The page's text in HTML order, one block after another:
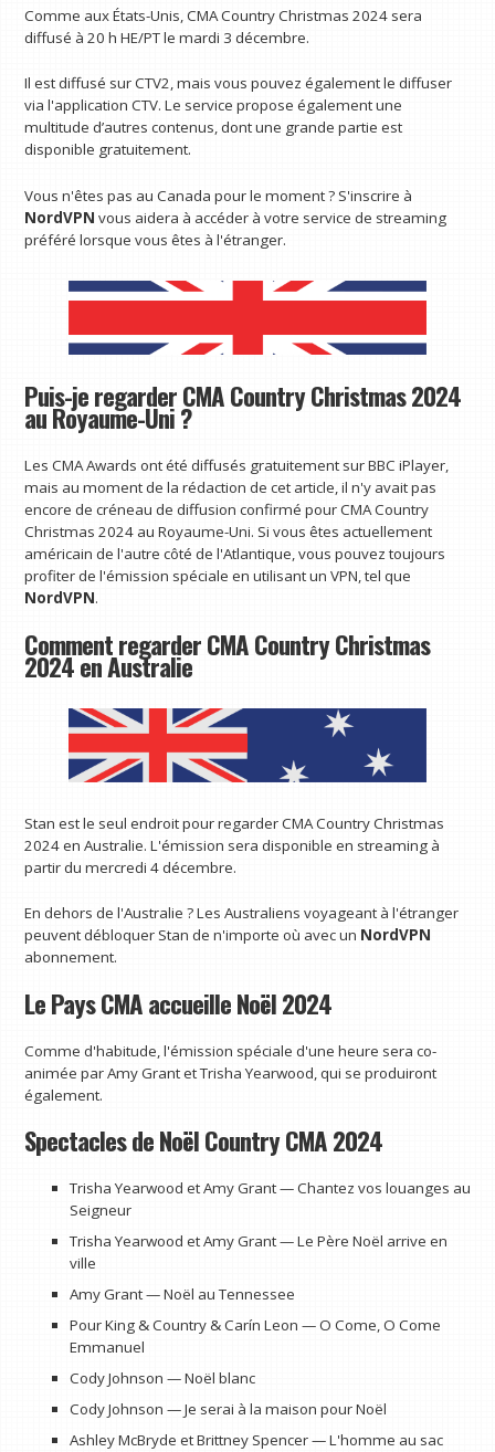
Comme aux États-Unis, CMA Country Christmas 2024 sera
diffusé à 20 h HE/PT le mardi 3 décembre.
Il est diffusé sur CTV2, mais vous pouvez également le diffuser
via l'application CTV. Le service propose également une
multitude d’autres contenus, dont une grande partie est
disponible gratuitement.
Vous n'êtes pas au Canada pour le moment ? S'inscrire à
NordVPN vous aidera à accéder à votre service de streaming
préféré lorsque vous êtes à l'étranger.
Puis-je regarder CMA Country Christmas 2024
au Royaume-Uni ?
Les CMA Awards ont été diffusés gratuitement sur BBC iPlayer,
mais au moment de la rédaction de cet article, il n'y avait pas
encore de créneau de diffusion confirmé pour CMA Country
Christmas 2024 au Royaume-Uni. Si vous êtes actuellement
américain de l'autre côté de l'Atlantique, vous pouvez toujours
profiter de l'émission spéciale en utilisant un VPN, tel que
NordVPN.
Comment regarder CMA Country Christmas
2024 en Australie
Stan est le seul endroit pour regarder CMA Country Christmas
2024 en Australie. L'émission sera disponible en streaming à
partir du mercredi 4 décembre.
En dehors de l'Australie ? Les Australiens voyageant à l'étranger
peuvent débloquer Stan de n'importe où avec un NordVPN
abonnement.
Le Pays CMA accueille Noël 2024
Comme d'habitude, l'émission spéciale d'une heure sera co-
animée par Amy Grant et Trisha Yearwood, qui se produiront
également.
Spectacles de Noël Country CMA 2024
Trisha Yearwood et Amy Grant — Chantez vos louanges au
Seigneur
Trisha Yearwood et Amy Grant — Le Père Noël arrive en
ville
Amy Grant — Noël au Tennessee
Pour King & Country & Carín Leon — O Come, O Come
Emmanuel
Cody Johnson — Noël blanc
Cody Johnson — Je serai à la maison pour Noël
Ashley McBryde et Brittney Spencer — L'homme au sac